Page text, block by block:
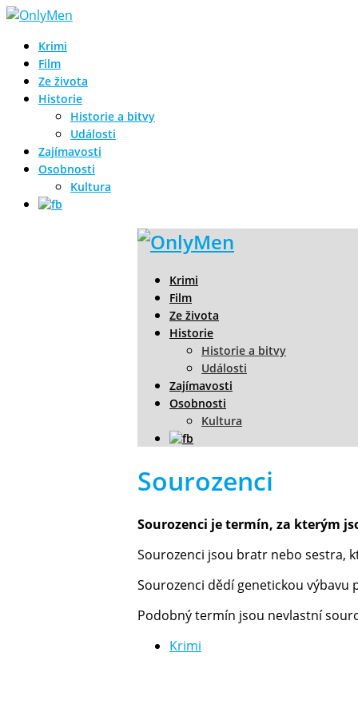
Krimi
Film
Ze života
Historie
Historie a bitvy
Události
Zajímavosti
Osobnosti
Kultura
Krimi
Film
Ze života
Historie
Historie a bitvy
Události
Zajímavosti
Osobnosti
Kultura
Sourozenci
Sourozenci je termín, za kterým
Sourozenci jsou bratr nebo sestra,
Sourozenci dědí genetickou výbavu
Podobný termín jsou nevlastní
Krimi